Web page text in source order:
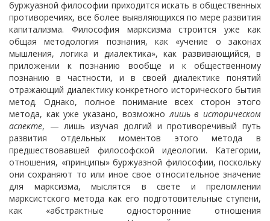
буржуазной философии приходится искать в общественных
противоречиях, все более выявляющихся по мере развития
капитализма. Философия марксизма строится уже как
общая методология познания, как «учение о законах
мышления, логика и диалектика», как развивающийся, в
приложении к познанию вообще и к общественному
познанию в частности, и в своей диалектике понятий
отражающий диалектику конкретного исторического бытия
метод. Однако, полное понимание всех сторон этого
метода, как уже указано, возможнолишь в историческом
аспекте, — лишь изучая долгий и противоречивый путь
развития отдельных моментов этого метода в
предшествовавшей философской идеологии. Категории,
отношения, «принципы» буржуазной философии, поскольку
они сохраняют то или иное свое относительное значение
для марксизма, мыслятся в свете и преломлении
марксистского метода как его подготовительные ступени,
как «абстрактные односторонние отношения